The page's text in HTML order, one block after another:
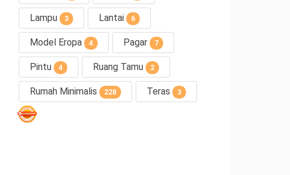
Lampu 3 Lantai 6
Model Eropa 4 Pagar 7
Pintu 4 Ruang Tamu 2
Rumah Minimalis 228 Teras 3